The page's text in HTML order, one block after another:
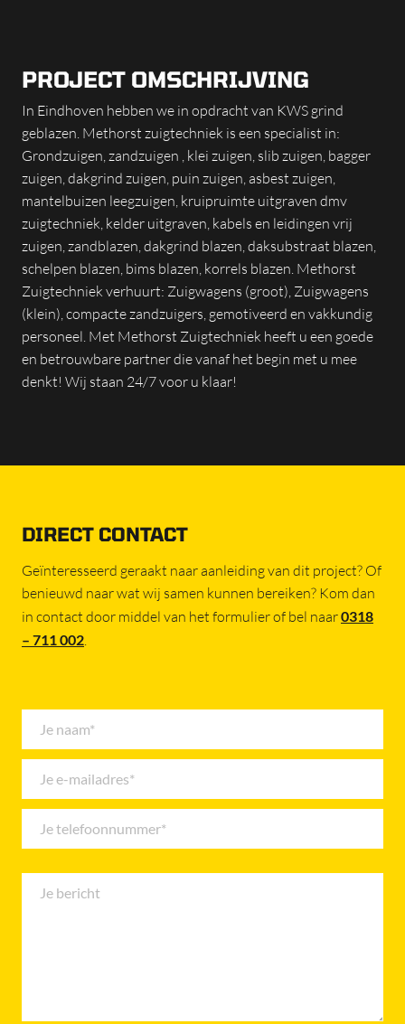
PROJECT OMSCHRIJVING
In Eindhoven hebben we in opdracht van KWS grind
geblazen. Methorst zuigtechniek is een specialist in:
Grondzuigen, zandzuigen , klei zuigen, slib zuigen, bagger
zuigen, dakgrind zuigen, puin zuigen, asbest zuigen,
mantelbuizen leegzuigen, kruipruimte uitgraven dmv
zuigtechniek, kelder uitgraven, kabels en leidingen vrij
zuigen, zandblazen, dakgrind blazen, daksubstraat blazen,
schelpen blazen, bims blazen, korrels blazen. Methorst
Zuigtechniek verhuurt: Zuigwagens (groot), Zuigwagens
(klein), compacte zandzuigers, gemotiveerd en vakkundig
personeel. Met Methorst Zuigtechniek heeft u een goede
en betrouwbare partner die vanaf het begin met u mee
denkt! Wij staan 24/7 voor u klaar!
DIRECT CONTACT
Geïnteresseerd geraakt naar aanleiding van dit project? Of
benieuwd naar wat wij samen kunnen bereiken? Kom dan
in contact door middel van het formulier of bel naar0318
– 711 002